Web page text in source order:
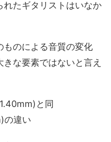
たギタリストはいなか
ものによる音質の変化
な要素ではないと言え
と同
の違い